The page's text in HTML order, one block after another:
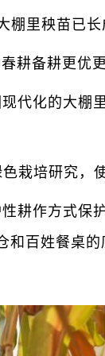
里秧苗已长
备耕更优更
化的大棚
培研究，
作方式保
百姓餐桌的